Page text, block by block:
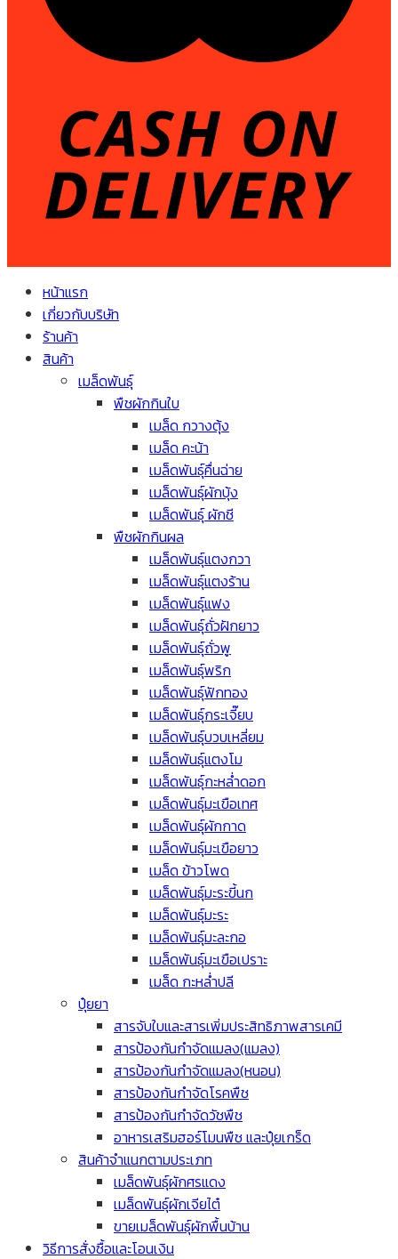
หน้าแรก
เกี่ยวกับบริษัท
ร้านค้า
สินค้า
เมล็ดพันธุ์
พืชผักกินใบ
เมล็ด กวางตุ้ง
เมล็ด คะน้า
เมล็ดพันธุ์คื่นฉ่าย
เมล็ดพันธุ์ผักบุ้ง
เมล็ดพันธุ์ ผักชี
พืชผักกินผล
เมล็ดพันธุ์แตงกวา
เมล็ดพันธุ์แตงร้าน
เมล็ดพันธุ์แฟง
เมล็ดพันธุ์ถั่วฝักยาว
เมล็ดพันธุ์ถั่วพู
เมล็ดพันธุ์พริก
เมล็ดพันธุ์ฟักทอง
เมล็ดพันธุ์กระเจี๊ยบ
เมล็ดพันธุ์บวบเหลี่ยม
เมล็ดพันธุ์แตงโม
เมล็ดพันธุ์กะหล่ำดอก
เมล็ดพันธุ์มะเขือเทศ
เมล็ดพันธุ์ผักกาด
เมล็ดพันธุ์มะเขือยาว
เมล็ด ข้าวโพด
เมล็ดพันธุ์มะระขี้นก
เมล็ดพันธุ์มะระ
เมล็ดพันธุ์มะละกอ
เมล็ดพันธุ์มะเขือเปราะ
เมล็ด กะหล่ำปลี
ปุ๋ยยา
สารจับใบและสารเพิ่มประสิทธิภาพสารเคมี
สารป้องกันกำจัดแมลง(แมลง)
สารป้องกันกำจัดแมลง(หนอน)
สารป้องกันกำจัดโรคพืช
สารป้องกันกำจัดวัชพืช
อาหารเสริมฮอร์โมนพืช และปุ๋ยเกร็ด
สินค้าจำแนกตามประเภท
เมล็ดพันธุ์ผักศรแดง
เมล็ดพันธุ์ผักเจียไต๋
ขายเมล็ดพันธุ์ผักพื้นบ้าน
วิธีการสั่งซื้อและโอนเงิน